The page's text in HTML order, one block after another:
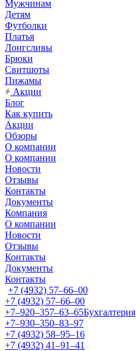
Мужчинам
Детям
Футболки
Платья
Лонгсливы
Брюки
Свитшоты
Пижамы
Акции
Блог
Как купить
Акции
Обзоры
О компании
О компании
Новости
Отзывы
Контакты
Документы
Компания
О компании
Новости
Отзывы
Контакты
Документы
Контакты
+7 (4932) 57‒66‒00
+7 (4932) 57‒66‒00
+7‒920‒357‒63‒65Бухгалтерия
+7‒930‒350‒83‒97
+7 (4932) 58‒95‒16
+7 (4932) 41‒91‒41